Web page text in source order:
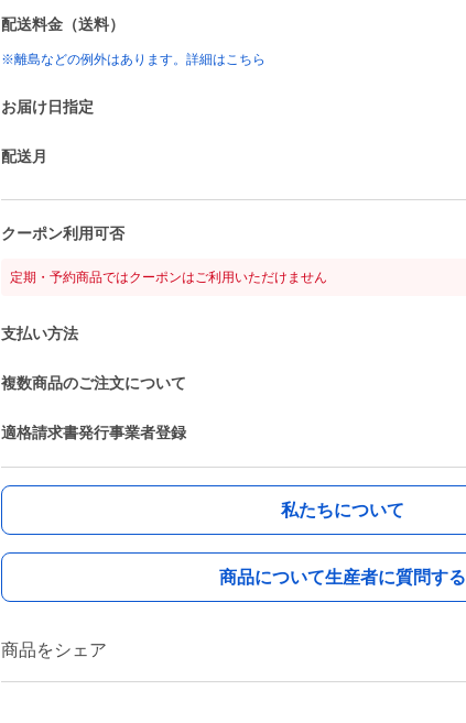
配送料金（送料）
※離島などの例外はあります。詳細はこちら
お届け日指定
配送月
クーポン利用可否
定期・予約商品ではクーポンはご利用いただけません
支払い方法
複数商品のご注文について
適格請求書発行事業者登録
私たちについて
商品について生産者に質問する
商品をシェア